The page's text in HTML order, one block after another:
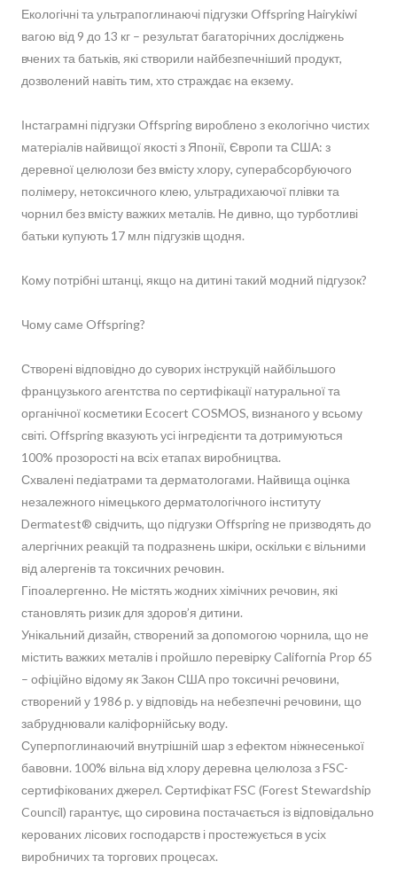
Екологічні та ультрапоглинаючі підгузки Offspring Hairykiwi
вагою від 9 до 13 кг – результат багаторічних досліджень
вчених та батьків, які створили найбезпечніший продукт,
дозволений навіть тим, хто страждає на екзему.
Інстаграмні підгузки Offspring вироблено з екологічно чистих
матеріалів найвищої якості з Японії, Європи та США: з
деревної целюлози без вмісту хлору, суперабсорбуючого
полімеру, нетоксичного клею, ультрадихаючої плівки та
чорнил без вмісту важких металів. Не дивно, що турботливі
батьки купують 17 млн підгузків щодня.
Кому потрібні штанці, якщо на дитині такий модний підгузок?
Чому саме Offspring?
Створені відповідно до суворих інструкцій найбільшого
французького агентства по сертифікації натуральної та
органічної косметики Ecocert COSMOS, визнаного у всьому
світі. Offspring вказують усі інгредієнти та дотримуються
100% прозорості на всіх етапах виробництва.
Схвалені педіатрами та дерматологами. Найвища оцінка
незалежного німецького дерматологічного інституту
Dermatest® свідчить, що підгузки Offspring не призводять до
алергічних реакцій та подразнень шкіри, оскільки є вільними
від алергенів та токсичних речовин.
Гіпоалергенно. Не містять жодних хімічних речовин, які
становлять ризик для здоров’я дитини.
Унікальний дизайн, створений за допомогою чорнила, що не
містить важких металів і пройшло перевірку California Prop 65
– офіційно відому як Закон США про токсичні речовини,
створений у 1986 р. у відповідь на небезпечні речовини, що
забруднювали каліфорнійську воду.
Суперпоглинаючий внутрішній шар з ефектом ніжнесенької
бавовни. 100% вільна від хлору деревна целюлоза з FSC-
сертифікованих джерел. Сертифікат FSC (Forest Stewardship
Council) гарантує, що сировина постачається із відповідально
керованих лісових господарств і простежується в усіх
виробничих та торгових процесах.